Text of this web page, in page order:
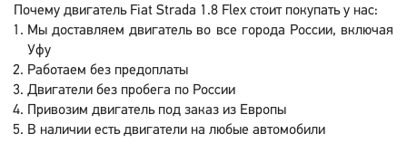
Почему двигатель Fiat Strada 1.8 Flex стоит покупать у нас:
Мы доставляем двигатель во все города России, включая
Уфу
Работаем без предоплаты
Двигатели без пробега по России
Привозим двигатель под заказ из Европы
В наличии есть двигатели на любые автомобили